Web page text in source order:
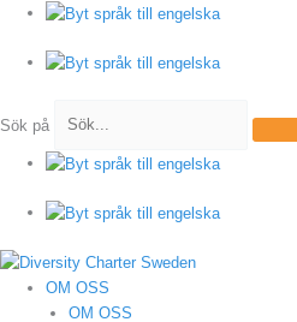
Hoppa
innehåll
Sök på
OM OSS
OM OSS